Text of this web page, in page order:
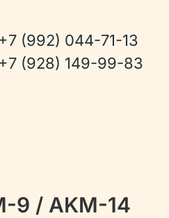
+7 (992) 044-71-13
+7 (928) 149-99-83
9 / AKM-14